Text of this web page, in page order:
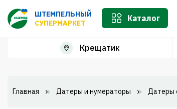
ШТЕМПЕЛЬНЫЙ
СУПЕРМАРКЕТ
Каталог
Крещатик
Главная Датеры и нумераторы Датеры